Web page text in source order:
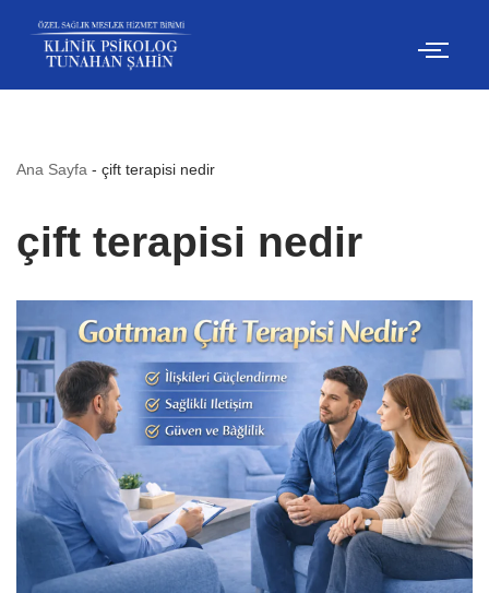
İçeriğe
geç
Ana Sayfa - çift terapisi nedir
çift terapisi nedir